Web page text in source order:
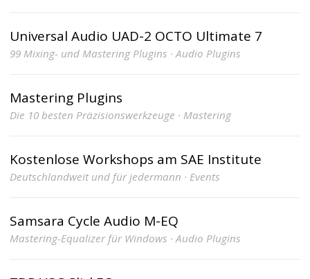
Universal Audio UAD-2 OCTO Ultimate 7
99 Mixing- und Mastering Plugins · Audio Plugins
Mastering Plugins
Die 10 besten Präzisionswerkzeuge · Mastering
Kostenlose Workshops am SAE Institute
Deutschlandweit und für jedermann · Events
Samsara Cycle Audio M-EQ
Mastering-Equalizer für Windows · Audio Plugins